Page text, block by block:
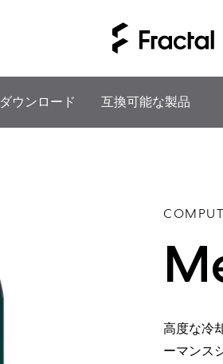
ダウンロード 互換可能な製品
高度な冷
ーマンス